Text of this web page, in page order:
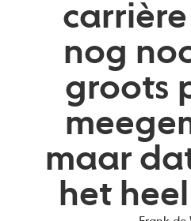
nog
groots
maar
het